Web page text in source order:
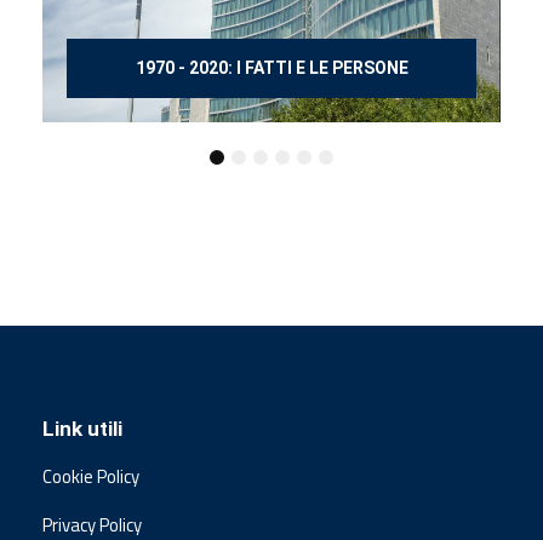
150 ANNI DOPO MANZONI
Link utili
Cookie Policy
Privacy Policy